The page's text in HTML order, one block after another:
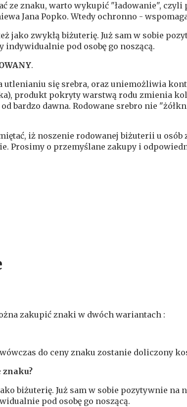
ze znaku, warto wykupić "ładowanie", czyli
Jana Popko. Wtedy ochronno -
jako zwykłą biżuterię. Już sam w sobie
pod osobę go noszącą.
.
utlenianiu się srebra, oraz uniemożliwia
produkt pokryty warstwą rodu zmienia
bardzo dawna. Rodowane srebro nie
iż noszenie rodowanej biżuterii u
Prosimy o przemyślane zakupy i
zakupić znaki w dwóch wariantach :
do ceny znaku zostanie doliczony
znaku?
biżuterię. Już sam w sobie pozytywnie na
pod osobę go noszącą.